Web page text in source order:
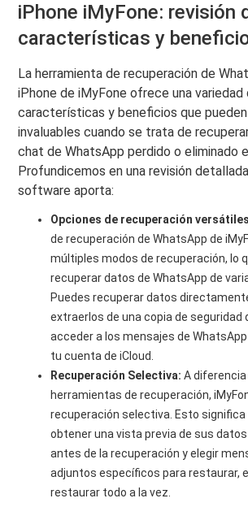
iPhone iMyFone: revisión
características y
La herramienta de recuperación de
iPhone de iMyFone ofrece una variedad
características y beneficios que
invaluables cuando se trata de
chat de WhatsApp perdido o eliminado
Profundicemos en una revisión
software aporta:
Opciones de recuperación
de recuperación de WhatsApp de
múltiples modos de recuperación, lo
recuperar datos de WhatsApp de
Puedes recuperar datos
extraerlos de una copia de seguridad
acceder a los mensajes de
tu cuenta de iCloud.
Recuperación Selectiva: A
herramientas de recuperación,
recuperación selectiva. Esto significa
obtener una vista previa de sus
antes de la recuperación y elegir
adjuntos específicos para restaurar,
restaurar todo a la vez.